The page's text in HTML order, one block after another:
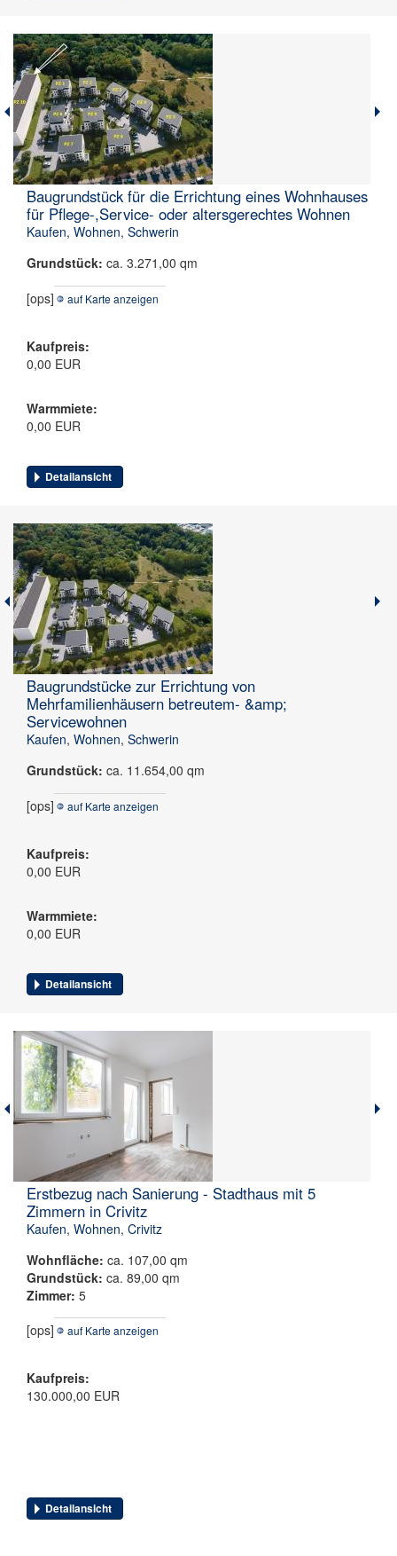
Baugrundstück für die Errichtung eines Wohnhauses
für Pflege-,Service- oder altersgerechtes Wohnen
Kaufen, Wohnen, Schwerin
Grundstück: ca. 3.271,00 qm
[ops]
auf Karte anzeigen
Kaufpreis:
0,00 EUR
Warmmiete:
0,00 EUR
Detailansicht
Baugrundstücke zur Errichtung von
Mehrfamilienhäusern betreutem- &amp;
Servicewohnen
Kaufen, Wohnen, Schwerin
Grundstück: ca. 11.654,00 qm
[ops]
auf Karte anzeigen
Kaufpreis:
0,00 EUR
Warmmiete:
0,00 EUR
Detailansicht
Erstbezug nach Sanierung - Stadthaus mit 5
Zimmern in Crivitz
Kaufen, Wohnen, Crivitz
Wohnfläche: ca. 107,00 qm
Grundstück: ca. 89,00 qm
Zimmer: 5
[ops]
auf Karte anzeigen
Kaufpreis:
130.000,00 EUR
Detailansicht